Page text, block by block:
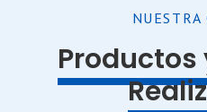
Productos